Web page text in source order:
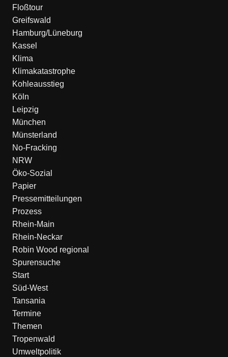
Floßtour
Greifswald
Hamburg/Lüneburg
Kassel
Klima
Klimakatastrophe
Kohleausstieg
Köln
Leipzig
München
Münsterland
No-Fracking
NRW
Öko-Sozial
Papier
Pressemitteilungen
Prozess
Rhein-Main
Rhein-Neckar
Robin Wood regional
Spurensuche
Start
Süd-West
Tansania
Termine
Themen
Tropenwald
Umweltpolitik